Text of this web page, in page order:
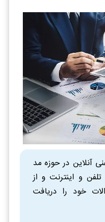
آنلاین در حوزه مد
و اینترنت و از
خود را دریافت